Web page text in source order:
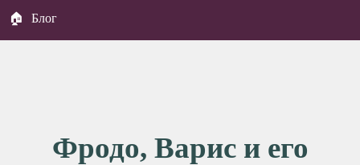
🏠 Блог
Фродо, Варис и его